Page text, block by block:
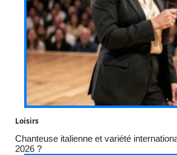
Loisirs
Chanteuse italienne et variété
2026 ?